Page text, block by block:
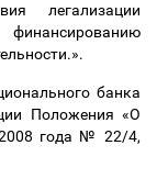
легализации
банка
Положения «О
года № 22/4,